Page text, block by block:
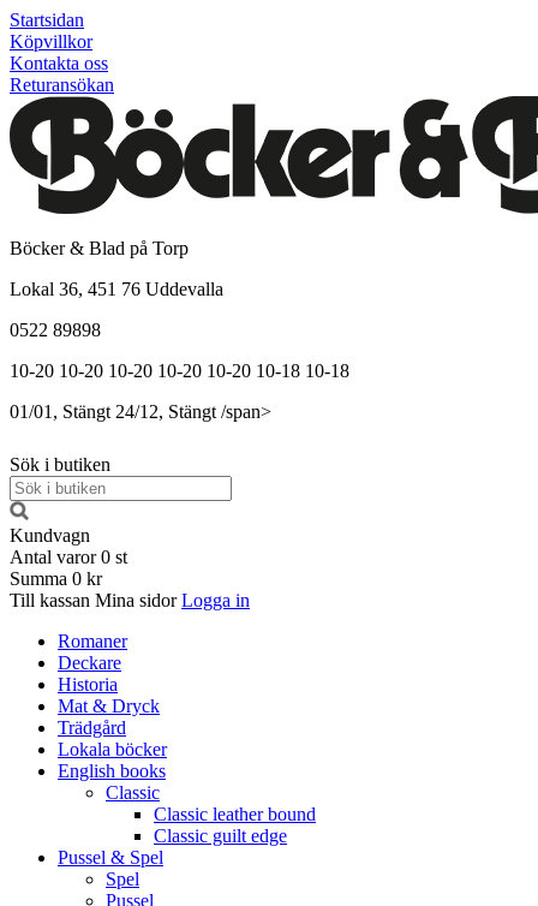
Startsidan
Köpvillkor
Kontakta oss
Returansökan
Böcker & Blad på Torp
Lokal 36, 451 76 Uddevalla
0522 89898
10-20 10-20 10-20 10-20 10-20 10-18 10-18
01/01, Stängt 24/12, Stängt /span>
Sök i butiken
Kundvagn
Antal varor 0 st
Summa 0 kr
Till kassan Mina sidor Logga in
Romaner
Deckare
Historia
Mat & Dryck
Trädgård
Lokala böcker
English books
Classic
Classic leather bound
Classic guilt edge
Pussel & Spel
Spel
Pussel